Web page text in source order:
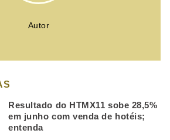
Autor
Resultado do HTMX11 sobe 28,5%
em junho com venda de hotéis;
entenda